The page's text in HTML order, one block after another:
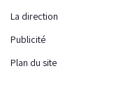
La direction
Publicité
Plan du site